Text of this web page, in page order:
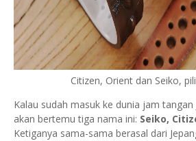
Citizen, Orient dan Seiko,
Kalau sudah masuk ke dunia jam
akan bertemu tiga nama ini: Seiko,
Ketiganya sama-sama berasal dari